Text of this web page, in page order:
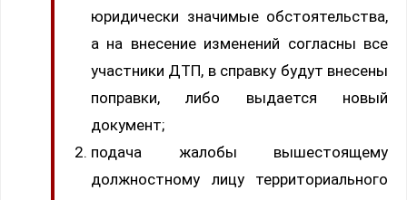
юридически значимые обстоятельства,
а на внесение изменений согласны все
участники ДТП, в справку будут внесены
поправки, либо выдается новый
документ;
подача жалобы вышестоящему
должностному лицу территориального